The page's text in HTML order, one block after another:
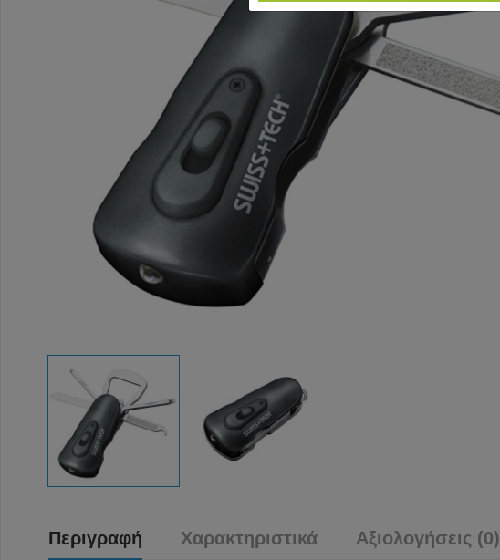
Περιγραφή Χαρακτηριστικά Αξιολογήσεις (0)